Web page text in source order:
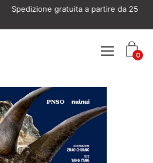
gratuita a partire da 25€
Apri
menu
0